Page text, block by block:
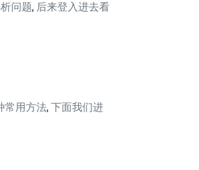
问题, 后来登入进去看
常用方法, 下面我们进